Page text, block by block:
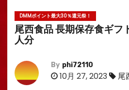
DMMポイント最大30％還元祭！
尾西食品 長期保存食ギフ
人分
By phi72110
10月 27, 2023 尾